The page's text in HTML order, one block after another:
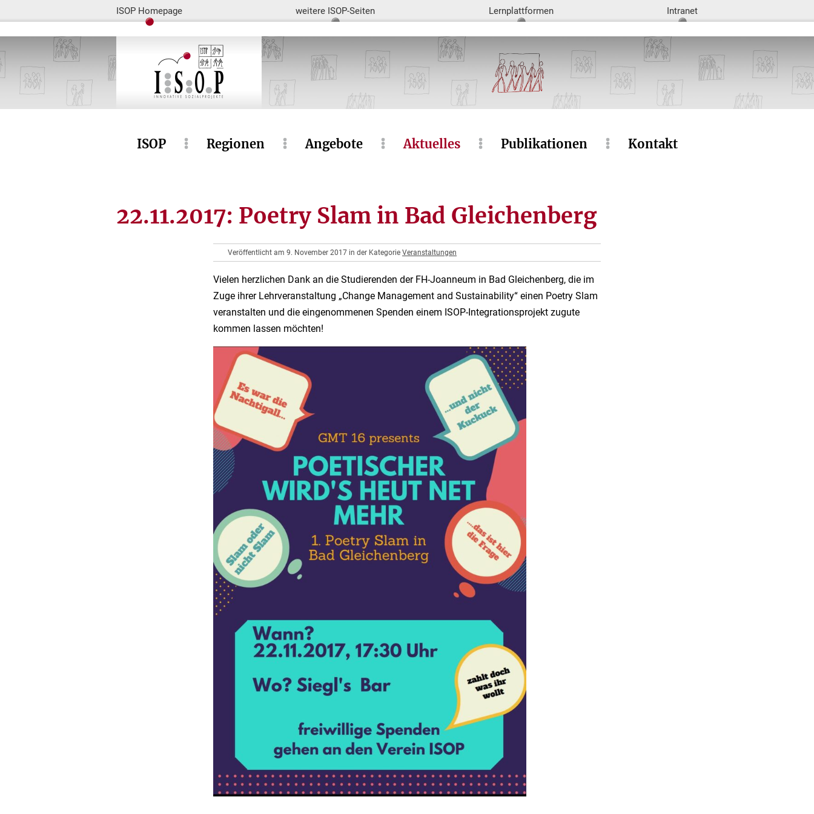
ISOP Homepage weitere ISOP-Seiten Lernplattformen Intranet
ISOP Regionen Angebote Aktuelles Publikationen Kontakt
22.11.2017: Poetry Slam in Bad Gleichenberg
Veröffentlicht am 9. November 2017 in der Kategorie Veranstaltungen
Vielen herzlichen Dank an die Studierenden der FH-Joanneum in Bad Gleichenberg, die im
Zuge ihrer Lehrveranstaltung „Change Management and Sustainability“ einen Poetry Slam
veranstalten und die eingenommenen Spenden einem ISOP-Integrationsprojekt zugute
kommen lassen möchten!